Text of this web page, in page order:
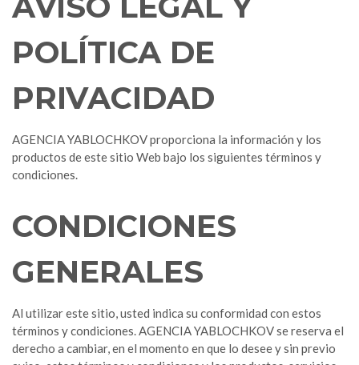
info@agenciayablochkov.com
POLÍTICA DE
PRIVACIDAD
AGENCIA YABLOCHKOV proporciona la información y los
productos de este sitio Web bajo los siguientes términos y
condiciones.
CONDICIONES
GENERALES
Al utilizar este sitio, usted indica su conformidad con estos
términos y condiciones. AGENCIA YABLOCHKOV se reserva el
derecho a cambiar, en el momento en que lo desee y sin previo